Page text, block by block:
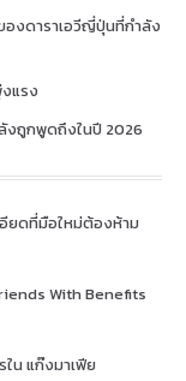
องดาราเอวีญี่ปุ่นที่กำลัง
แรง
งถูกพูดถึงในปี 2026
ยดที่มือใหม่ต้องห้าม
With Benefits
น แก๊งมาเฟีย